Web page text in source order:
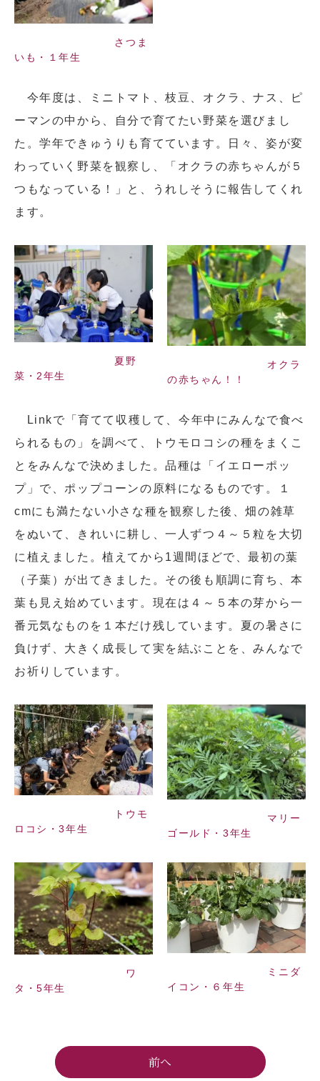
さつま
いも・１年生
今年度は、ミニトマト、枝豆、オクラ、ナス、ピ
ーマンの中から、自分で育てたい野菜を選びまし
た。学年できゅうりも育てています。日々、姿が変
わっていく野菜を観察し、「オクラの赤ちゃんが５
つもなっている！」と、うれしそうに報告してくれ
ます。
夏野
菜・2年生
オクラ
の赤ちゃん！！
Linkで「育てて収穫して、今年中にみんなで食べ
られるもの」を調べて、トウモロコシの種をまくこ
とをみんなで決めました。品種は「イエローポッ
プ」で、ポップコーンの原料になるものです。１
cmにも満たない小さな種を観察した後、畑の雑草
をぬいて、きれいに耕し、一人ずつ４～５粒を大切
に植えました。植えてから1週間ほどで、最初の葉
（子葉）が出てきました。その後も順調に育ち、本
葉も見え始めています。現在は４～５本の芽から一
番元気なものを１本だけ残しています。夏の暑さに
負けず、大きく成長して実を結ぶことを、みんなで
お祈りしています。
トウモ
ロコシ・3年生
マリー
ゴールド・3年生
ワ
タ・5年生
ミニダ
イコン・６年生
前へ